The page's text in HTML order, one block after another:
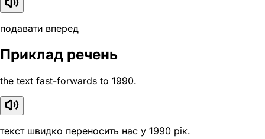
подавати вперед
Приклад речень
the text fast-forwards to 1990.
текст швидко переносить нас у 1990 рік.